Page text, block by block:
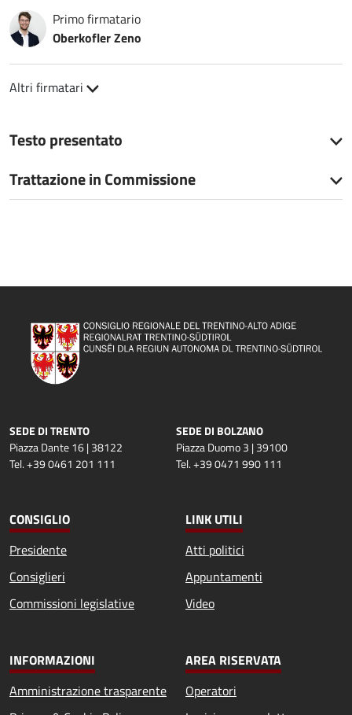
Primo firmatario
Oberkofler Zeno
Altri firmatari
Testo presentato
Trattazione in Commissione
SEDE DI TRENTO
Piazza Dante 16 | 38122
Tel. +39 0461 201 111
SEDE DI BOLZANO
Piazza Duomo 3 | 39100
Tel. +39 0471 990 111
CONSIGLIO
Presidente
Consiglieri
Commissioni legislative
LINK UTILI
Atti politici
Appuntamenti
Video
INFORMAZIONI
Amministrazione trasparente
AREA RISERVATA
Operatori